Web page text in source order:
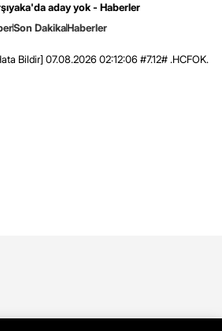
aday yok - Haberler
Son DakikaHaberler
Bildir] 07.08.2026 02:12:06 #7.12# .HCFOK.